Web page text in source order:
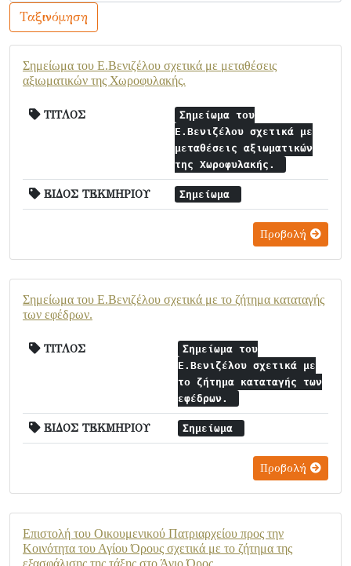
Ταξινόμηση
Σημείωμα του Ε.Βενιζέλου σχετικά με μεταθέσεις
αξιωματικών της Χωροφυλακής.
ΤΙΤΛΟΣ
Σημείωμα του
Ε.Βενιζέλου σχετικά με
μεταθέσεις αξιωματικών
της Χωροφυλακής.
ΕΙΔΟΣ ΤΕΚΜΗΡΙΟΥ Σημείωμα
Προβολή
Σημείωμα του Ε.Βενιζέλου σχετικά με το ζήτημα καταταγής
των εφέδρων.
ΤΙΤΛΟΣ
Σημείωμα του
Ε.Βενιζέλου σχετικά με
το ζήτημα καταταγής των
εφέδρων.
ΕΙΔΟΣ ΤΕΚΜΗΡΙΟΥ Σημείωμα
Προβολή
Επιστολή του Οικουμενικού Πατριαρχείου προς την
Κοινότητα του Αγίου Όρους σχετικά με το ζήτημα της
εξασφάλισης της τάξης στο Άγιο Όρος.